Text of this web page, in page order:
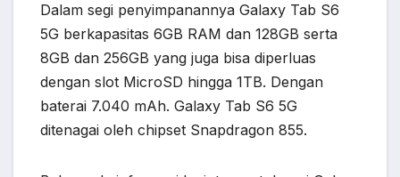
Dalam segi penyimpanannya Galaxy Tab S6
5G berkapasitas 6GB RAM dan 128GB serta
8GB dan 256GB yang juga bisa diperluas
dengan slot MicroSD hingga 1TB. Dengan
baterai 7.040 mAh. Galaxy Tab S6 5G
ditenagai oleh chipset Snapdragon 855.